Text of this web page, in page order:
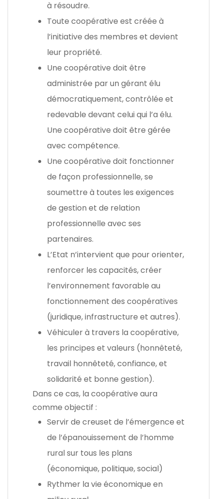
à résoudre.
Toute coopérative est créée à
l’initiative des membres et devient
leur propriété.
Une coopérative doit être
administrée par un gérant élu
démocratiquement, contrôlée et
redevable devant celui qui l’a élu.
Une coopérative doit être gérée
avec compétence.
Une coopérative doit fonctionner
de façon professionnelle, se
soumettre à toutes les exigences
de gestion et de relation
professionnelle avec ses
partenaires.
L’Etat n’intervient que pour orienter,
renforcer les capacités, créer
l’environnement favorable au
fonctionnement des coopératives
(juridique, infrastructure et autres).
Véhiculer à travers la coopérative,
les principes et valeurs (honnêteté,
travail honnêteté, confiance, et
solidarité et bonne gestion).
Dans ce cas, la coopérative aura
comme objectif :
Servir de creuset de l’émergence et
de l’épanouissement de l’homme
rural sur tous les plans
(économique, politique, social)
Rythmer la vie économique en